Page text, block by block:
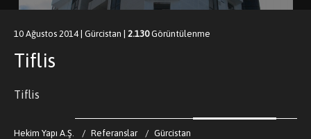
10 Ağustos 2014 | Gürcistan | 2.130Görüntülenme
Tiflis
Tiflis
Hekim Yapı A.Ş. Referanslar Gürcistan